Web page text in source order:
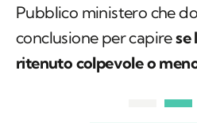
Pubblico ministero che
conclusione per capirese
ritenuto colpevole o